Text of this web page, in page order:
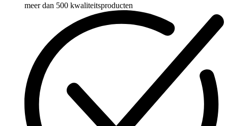
meer dan 500 kwaliteitsproducten